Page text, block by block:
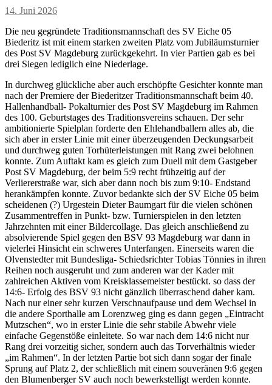
14. Juni 2026
Die neu gegründete Traditionsmannschaft des SV Eiche 05
Biederitz ist mit einem starken zweiten Platz vom Jubiläumsturnier
des Post SV Magdeburg zurückgekehrt. In vier Partien gab es bei
drei Siegen lediglich eine Niederlage.
In durchweg glückliche aber auch erschöpfte Gesichter konnte man
nach der Premiere der Biederitzer Traditionsmannschaft beim 40.
Hallenhandball- Pokalturnier des Post SV Magdeburg im Rahmen
des 100. Geburtstages des Traditionsvereins schauen. Der sehr
ambitionierte Spielplan forderte den Ehlehandballern alles ab, die
sich aber in erster Linie mit einer überzeugenden Deckungsarbeit
und durchweg guten Torhüterleistungen mit Rang zwei belohnen
konnte. Zum Auftakt kam es gleich zum Duell mit dem Gastgeber
Post SV Magdeburg, der beim 5:9 recht frühzeitig auf der
Verliererstraße war, sich aber dann noch bis zum 9:10- Endstand
herankämpfen konnte. Zuvor bedankte sich der SV Eiche 05 beim
scheidenen (?) Urgestein Dieter Baumgart für die vielen schönen
Zusammentreffen in Punkt- bzw. Turnierspielen in den letzten
Jahrzehnten mit einer Bildercollage. Das gleich anschließend zu
absolvierende Spiel gegen den BSV 93 Magdeburg war dann in
vielerlei Hinsicht ein schweres Unterfangen. Einerseits waren die
Olvenstedter mit Bundesliga- Schiedsrichter Tobias Tönnies in ihren
Reihen noch ausgeruht und zum anderen war der Kader mit
zahlreichen Aktiven vom Kreisklassemeister bestückt. so dass der
14:6- Erfolg des BSV 93 nicht gänzlich überraschend daher kam.
Nach nur einer sehr kurzen Verschnaufpause und dem Wechsel in
die andere Sporthalle am Lorenzweg ging es dann gegen „Eintracht
Mutzschen“, wo in erster Linie die sehr stabile Abwehr viele
einfache Gegenstöße einleitete. So war nach dem 14:6 nicht nur
Rang drei vorzeitig sicher, sondern auch das Torverhältnis wieder
„im Rahmen“. In der letzten Partie bot sich dann sogar der finale
Sprung auf Platz 2, der schließlich mit einem souveränen 9:6 gegen
den Blumenberger SV auch noch bewerkstelligt werden konnte.